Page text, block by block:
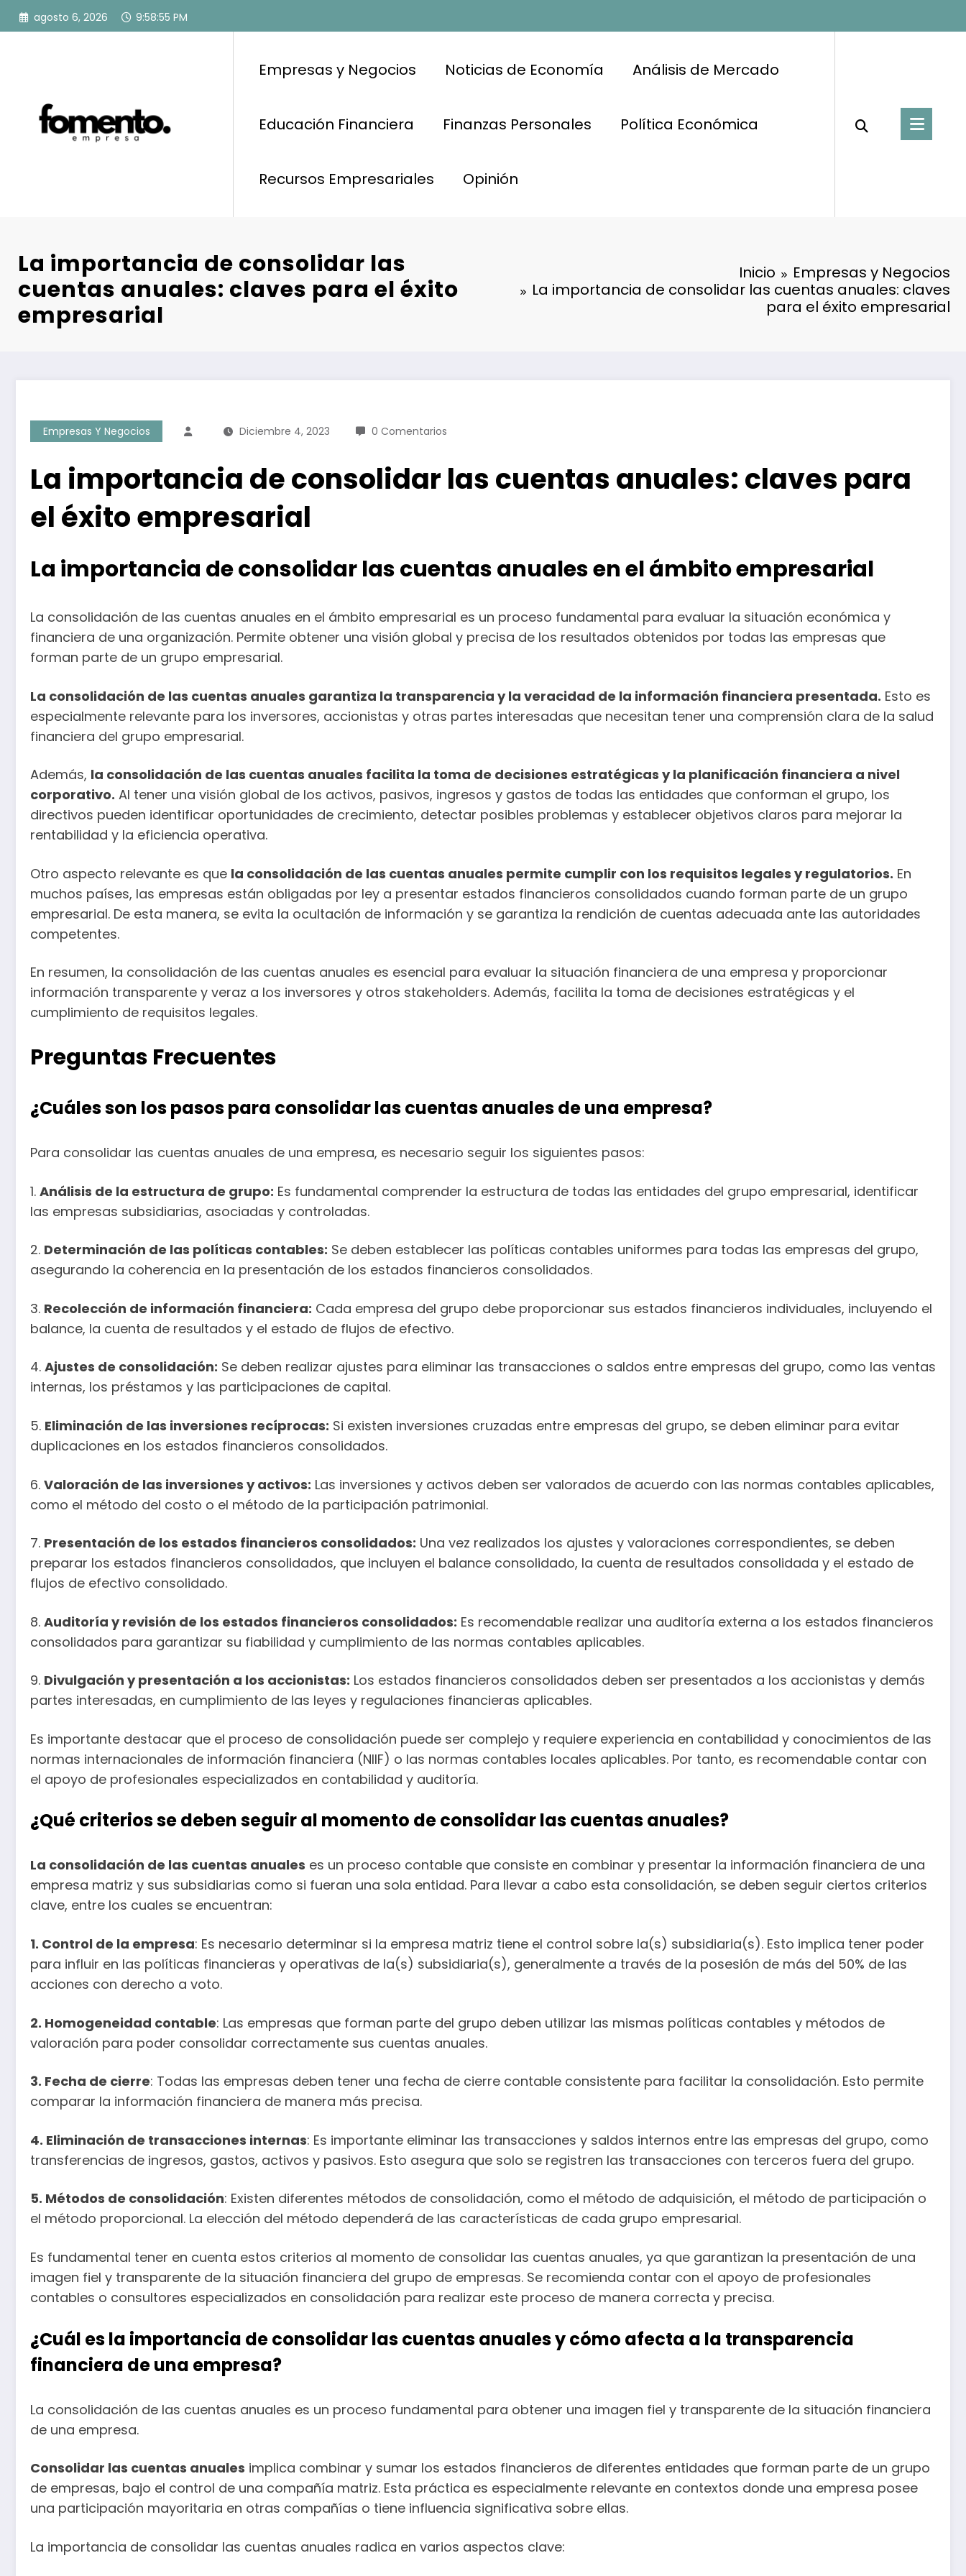
Saltar
agosto 6, 2026 9:58:56 PM
Empresas y Negocios Noticias de Economía Análisis de Mercado
Educación Financiera Finanzas Personales Política Económica
Recursos Empresariales Opinión
La importancia de consolidar las
cuentas anuales: claves para el éxito
empresarial
Inicio
Empresas y Negocios
La importancia de consolidar las cuentas anuales: claves
para el éxito empresarial
Empresas Y Negocios Diciembre 4, 2023 0 Comentarios
La importancia de consolidar las cuentas anuales: claves para
el éxito empresarial
La importancia de consolidar las cuentas anuales en el ámbito empresarial
La consolidación de las cuentas anuales en el ámbito empresarial es un proceso fundamental para evaluar la situación económica y
financiera de una organización. Permite obtener una visión global y precisa de los resultados obtenidos por todas las empresas que
forman parte de un grupo empresarial.
La consolidación de las cuentas anuales garantiza la transparencia y la veracidad de la información financiera presentada. Esto es
especialmente relevante para los inversores, accionistas y otras partes interesadas que necesitan tener una comprensión clara de la salud
financiera del grupo empresarial.
Además, la consolidación de las cuentas anuales facilita la toma de decisiones estratégicas y la planificación financiera a nivel
corporativo. Al tener una visión global de los activos, pasivos, ingresos y gastos de todas las entidades que conforman el grupo, los
directivos pueden identificar oportunidades de crecimiento, detectar posibles problemas y establecer objetivos claros para mejorar la
rentabilidad y la eficiencia operativa.
Otro aspecto relevante es que la consolidación de las cuentas anuales permite cumplir con los requisitos legales y regulatorios. En
muchos países, las empresas están obligadas por ley a presentar estados financieros consolidados cuando forman parte de un grupo
empresarial. De esta manera, se evita la ocultación de información y se garantiza la rendición de cuentas adecuada ante las autoridades
competentes.
En resumen, la consolidación de las cuentas anuales es esencial para evaluar la situación financiera de una empresa y proporcionar
información transparente y veraz a los inversores y otros stakeholders. Además, facilita la toma de decisiones estratégicas y el
cumplimiento de requisitos legales.
Preguntas Frecuentes
¿Cuáles son los pasos para consolidar las cuentas anuales de una empresa?
Para consolidar las cuentas anuales de una empresa, es necesario seguir los siguientes pasos:
1. Análisis de la estructura de grupo: Es fundamental comprender la estructura de todas las entidades del grupo empresarial, identificar
las empresas subsidiarias, asociadas y controladas.
2. Determinación de las políticas contables: Se deben establecer las políticas contables uniformes para todas las empresas del grupo,
asegurando la coherencia en la presentación de los estados financieros consolidados.
3. Recolección de información financiera: Cada empresa del grupo debe proporcionar sus estados financieros individuales, incluyendo el
balance, la cuenta de resultados y el estado de flujos de efectivo.
4. Ajustes de consolidación: Se deben realizar ajustes para eliminar las transacciones o saldos entre empresas del grupo, como las ventas
internas, los préstamos y las participaciones de capital.
5. Eliminación de las inversiones recíprocas: Si existen inversiones cruzadas entre empresas del grupo, se deben eliminar para evitar
duplicaciones en los estados financieros consolidados.
6. Valoración de las inversiones y activos: Las inversiones y activos deben ser valorados de acuerdo con las normas contables aplicables,
como el método del costo o el método de la participación patrimonial.
7. Presentación de los estados financieros consolidados: Una vez realizados los ajustes y valoraciones correspondientes, se deben
preparar los estados financieros consolidados, que incluyen el balance consolidado, la cuenta de resultados consolidada y el estado de
flujos de efectivo consolidado.
8. Auditoría y revisión de los estados financieros consolidados: Es recomendable realizar una auditoría externa a los estados financieros
consolidados para garantizar su fiabilidad y cumplimiento de las normas contables aplicables.
9. Divulgación y presentación a los accionistas: Los estados financieros consolidados deben ser presentados a los accionistas y demás
partes interesadas, en cumplimiento de las leyes y regulaciones financieras aplicables.
Es importante destacar que el proceso de consolidación puede ser complejo y requiere experiencia en contabilidad y conocimientos de las
normas internacionales de información financiera (NIIF) o las normas contables locales aplicables. Por tanto, es recomendable contar con
el apoyo de profesionales especializados en contabilidad y auditoría.
¿Qué criterios se deben seguir al momento de consolidar las cuentas anuales?
La consolidación de las cuentas anuales es un proceso contable que consiste en combinar y presentar la información financiera de una
empresa matriz y sus subsidiarias como si fueran una sola entidad. Para llevar a cabo esta consolidación, se deben seguir ciertos criterios
clave, entre los cuales se encuentran:
1. Control de la empresa: Es necesario determinar si la empresa matriz tiene el control sobre la(s) subsidiaria(s). Esto implica tener poder
para influir en las políticas financieras y operativas de la(s) subsidiaria(s), generalmente a través de la posesión de más del 50% de las
acciones con derecho a voto.
2. Homogeneidad contable: Las empresas que forman parte del grupo deben utilizar las mismas políticas contables y métodos de
valoración para poder consolidar correctamente sus cuentas anuales.
3. Fecha de cierre: Todas las empresas deben tener una fecha de cierre contable consistente para facilitar la consolidación. Esto permite
comparar la información financiera de manera más precisa.
4. Eliminación de transacciones internas: Es importante eliminar las transacciones y saldos internos entre las empresas del grupo, como
transferencias de ingresos, gastos, activos y pasivos. Esto asegura que solo se registren las transacciones con terceros fuera del grupo.
5. Métodos de consolidación: Existen diferentes métodos de consolidación, como el método de adquisición, el método de participación o
el método proporcional. La elección del método dependerá de las características de cada grupo empresarial.
Es fundamental tener en cuenta estos criterios al momento de consolidar las cuentas anuales, ya que garantizan la presentación de una
imagen fiel y transparente de la situación financiera del grupo de empresas. Se recomienda contar con el apoyo de profesionales
contables o consultores especializados en consolidación para realizar este proceso de manera correcta y precisa.
¿Cuál es la importancia de consolidar las cuentas anuales y cómo afecta a la transparencia
financiera de una empresa?
La consolidación de las cuentas anuales es un proceso fundamental para obtener una imagen fiel y transparente de la situación financiera
de una empresa.
Consolidar las cuentas anuales implica combinar y sumar los estados financieros de diferentes entidades que forman parte de un grupo
de empresas, bajo el control de una compañía matriz. Esta práctica es especialmente relevante en contextos donde una empresa posee
una participación mayoritaria en otras compañías o tiene influencia significativa sobre ellas.
La importancia de consolidar las cuentas anuales radica en varios aspectos clave: